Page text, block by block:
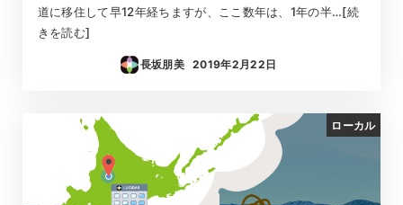
道に移住して早12年経ちますが、ここ数年は、1年の半…[続
きを読む]
長坂朋美
投稿日
2019年2月22日
ローカル